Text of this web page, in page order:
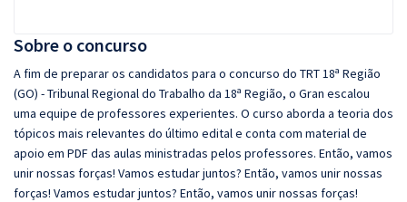
Sobre o concurso
A fim de preparar os candidatos para o concurso do TRT 18ª Região
(GO) - Tribunal Regional do Trabalho da 18ª Região, o Gran escalou
uma equipe de professores experientes. O curso aborda a teoria dos
tópicos mais relevantes do último edital e conta com material de
apoio em PDF das aulas ministradas pelos professores. Então, vamos
unir nossas forças! Vamos estudar juntos? Então, vamos unir nossas
forças! Vamos estudar juntos? Então, vamos unir nossas forças!